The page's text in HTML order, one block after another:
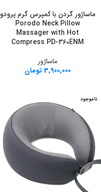
ماساژور گردن با کمپرس گرم پرودو
Porodo Neck Pillow
Massager with Hot
Compress PD-360ENM
ماساژور
3,900,000 تومان
ناموجود